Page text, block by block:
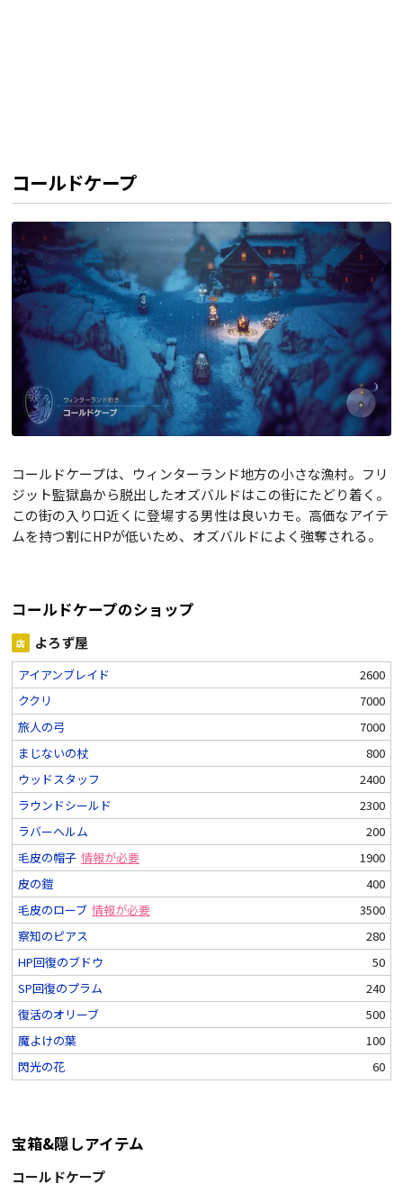
コールドケープ
コールドケープは、ウィンターランド地方の小さな漁村。フリ
ジット監獄島から脱出したオズバルドはこの街にたどり着く。
この街の入り口近くに登場する男性は良いカモ。高価なアイテ
ムを持つ割にHPが低いため、オズバルドによく強奪される。
コールドケープのショップ
店 よろず屋
アイアンブレイド
2600
ククリ
7000
旅人の弓
7000
まじないの杖
800
ウッドスタッフ
2400
ラウンドシールド
2300
ラバーヘルム
200
毛皮の帽子 情報が必要
1900
皮の鎧
400
毛皮のローブ 情報が必要
3500
察知のピアス
280
HP回復のブドウ
50
SP回復のプラム
240
復活のオリーブ
500
魔よけの葉
100
閃光の花
60
宝箱&隠しアイテム
コールドケープ